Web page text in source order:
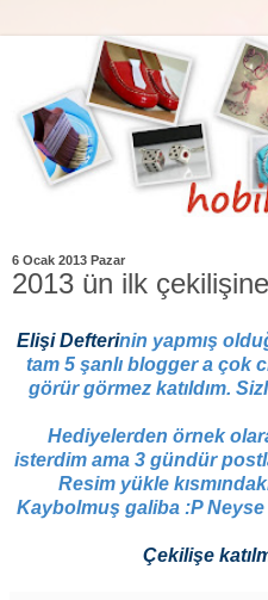
6 Ocak 2013 Pazar
2013 ün ilk
Elişi Defterinin yapmış
tam 5 şanlı blogger a çok
görür görmez katıldım.
Hediyelerden örnek
isterdim ama 3 gündür
Resim yükle
Kaybolmuş galiba :P
Çekilişe